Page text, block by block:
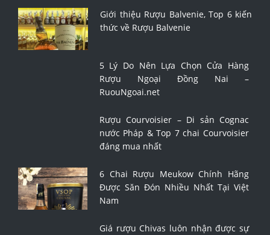
Giới thiệu Rượu Balvenie, Top 6 kiến
thức về Rượu Balvenie
5 Lý Do Nên Lựa Chọn Cửa Hàng
Rượu Ngoại Đồng Nai –
RuouNgoai.net
Rượu Courvoisier – Di sản Cognac
nước Pháp & Top 7 chai Courvoisier
đáng mua nhất
6 Chai Rượu Meukow Chính Hãng
Được Săn Đón Nhiều Nhất Tại Việt
Nam
Giá rượu Chivas luôn nhận được sự